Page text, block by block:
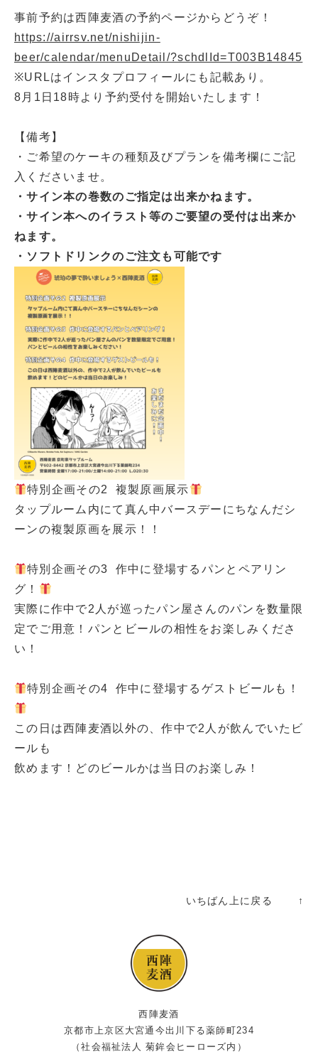
事前予約は西陣麦酒の予約ページからどうぞ！
https://airrsv.net/nishijin-
beer/calendar/menuDetail/?schdlId=T003B14845
※URLはインスタプロフィールにも記載あり。
8月1日18時より予約受付を開始いたします！
【備考】
・ご希望のケーキの種類及びプランを備考欄にご記
入くださいませ。
・サイン本の巻数のご指定は出来かねます。
・サイン本へのイラスト等のご要望の受付は出来か
ねます。
・ソフトドリンクのご注文も可能です
特別企画その2
複製原画展示
タップルーム内にて真ん中バースデーにちなんだシ
ーンの複製原画を展示！！
特別企画その3
作中に登場するパンとペアリン
グ！
実際に作中で2人が巡ったパン屋さんのパンを数量限
定でご用意！パンとビールの相性をお楽しみくださ
い！
特別企画その4 作中に登場するゲストビールも！
この日は西陣麦酒以外の、作中で2人が飲んでいたビ
ールも
飲めます！どのビールかは当日のお楽しみ！
いちばん上に戻る ↑
西陣麦酒
京都市上京区大宮通今出川下る薬師町234
（社会福祉法人 菊鉾会ヒーローズ内）